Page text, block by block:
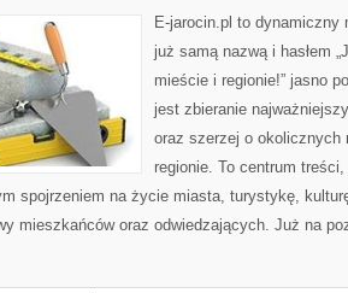
E-jarocin.pl to dynamiczny
już samą nazwą i hasłem
mieście i regionie!” jasno
jest zbieranie
oraz szerzej o okolicznych
regionie. To centrum
spojrzeniem na życie miasta, turystykę,
mieszkańców oraz odwiedzających. Już na